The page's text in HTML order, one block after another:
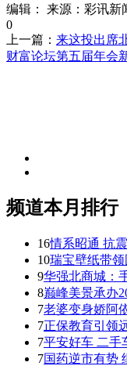
编辑： 来源：彩讯新
0
上一篇： 来这投出席
财富论坛第五届年会
频道本月排行
16情系昭通 抗
10瑞宝壁纸带
9华强北商城：
8巅峰美景承办
7老婆变身娇阿
7正保教育引领
7平安好车 二手
7国药逆市有势